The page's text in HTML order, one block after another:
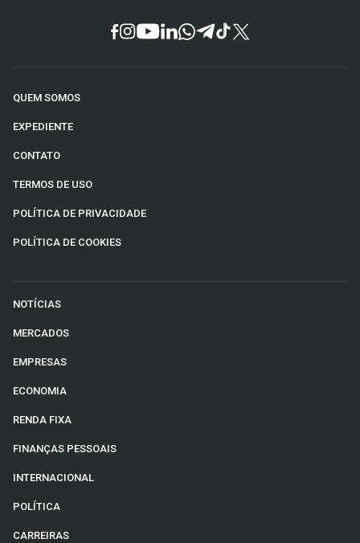
QUEM SOMOS
EXPEDIENTE
CONTATO
TERMOS DE USO
POLÍTICA DE PRIVACIDADE
POLÍTICA DE COOKIES
NOTÍCIAS
MERCADOS
EMPRESAS
ECONOMIA
RENDA FIXA
FINANÇAS PESSOAIS
INTERNACIONAL
POLÍTICA
CARREIRAS